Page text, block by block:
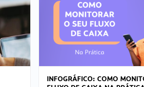
INFOGRÁFICO: COMO